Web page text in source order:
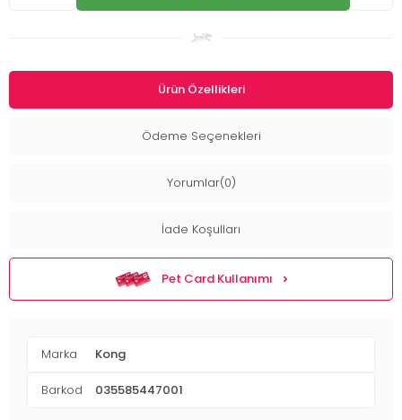
Ürün Özellikleri
Ödeme Seçenekleri
Yorumlar(0)
İade Koşulları
Pet Card Kullanımı
Marka Kong
Barkod 035585447001